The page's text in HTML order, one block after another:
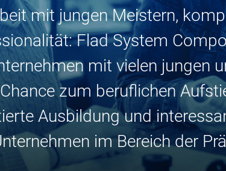
mit jungen Meistern,
Flad System
mit vielen jungen
zum beruflichen
Ausbildung und
im Bereich der